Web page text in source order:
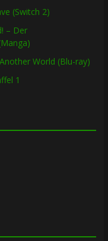
(Switch 2)
– Der
World (Blu-ray)
1